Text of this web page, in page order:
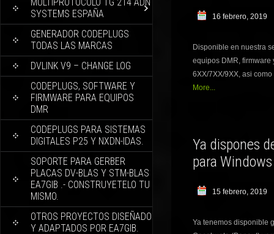
SYSTEMS ESPAÑA
GENERADOR CODEPLUGS
TODAS LAS MARCAS
DVLINK V9 – CHANGE LOG
CODEPLUGS, SOFTWARE Y
FIRMWARE PARA EQUIPOS
DMR
CODEPLUGS PARA SISTEMAS
DIGITALES P25 Y NXDN-IDAS.
SOPORTE PARA GERBER
PLACAS DV-BLAS Y STM-BLAS
EA7GIB .- CONSTRUYETELO TU
MISMO.
OTROS PROYECTOS DISEÑADO
Y ADAPTADOS POR EA7GIB.
16 febrero, 2019
Disponible en nuestra
equipos DMR, firmware
6XX/7XX/9XX, asi
More...
Ya dispones
para
15 febrero, 2019
Ya tenemos disponible